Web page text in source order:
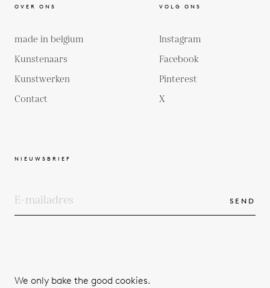
OVER ONS
made in belgium
Kunstenaars
Kunstwerken
Contact
VOLG ONS
Instagram
Facebook
Pinterest
X
NIEUWSBRIEF
SEND
We only bake the good cookies.